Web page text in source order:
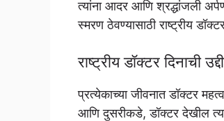
त्यांना आदर आणि श्रद्धांजली
स्मरण ठेवण्यासाठी राष्ट्रीय
राष्ट्रीय डॉक्टर दिनाची
प्रत्येकाच्या जीवनात डॉक्टर
आणि दुसरीकडे, डॉक्टर देखील